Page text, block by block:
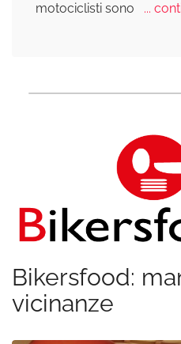
motociclisti sono
...
Bikersfood:
vicinanze